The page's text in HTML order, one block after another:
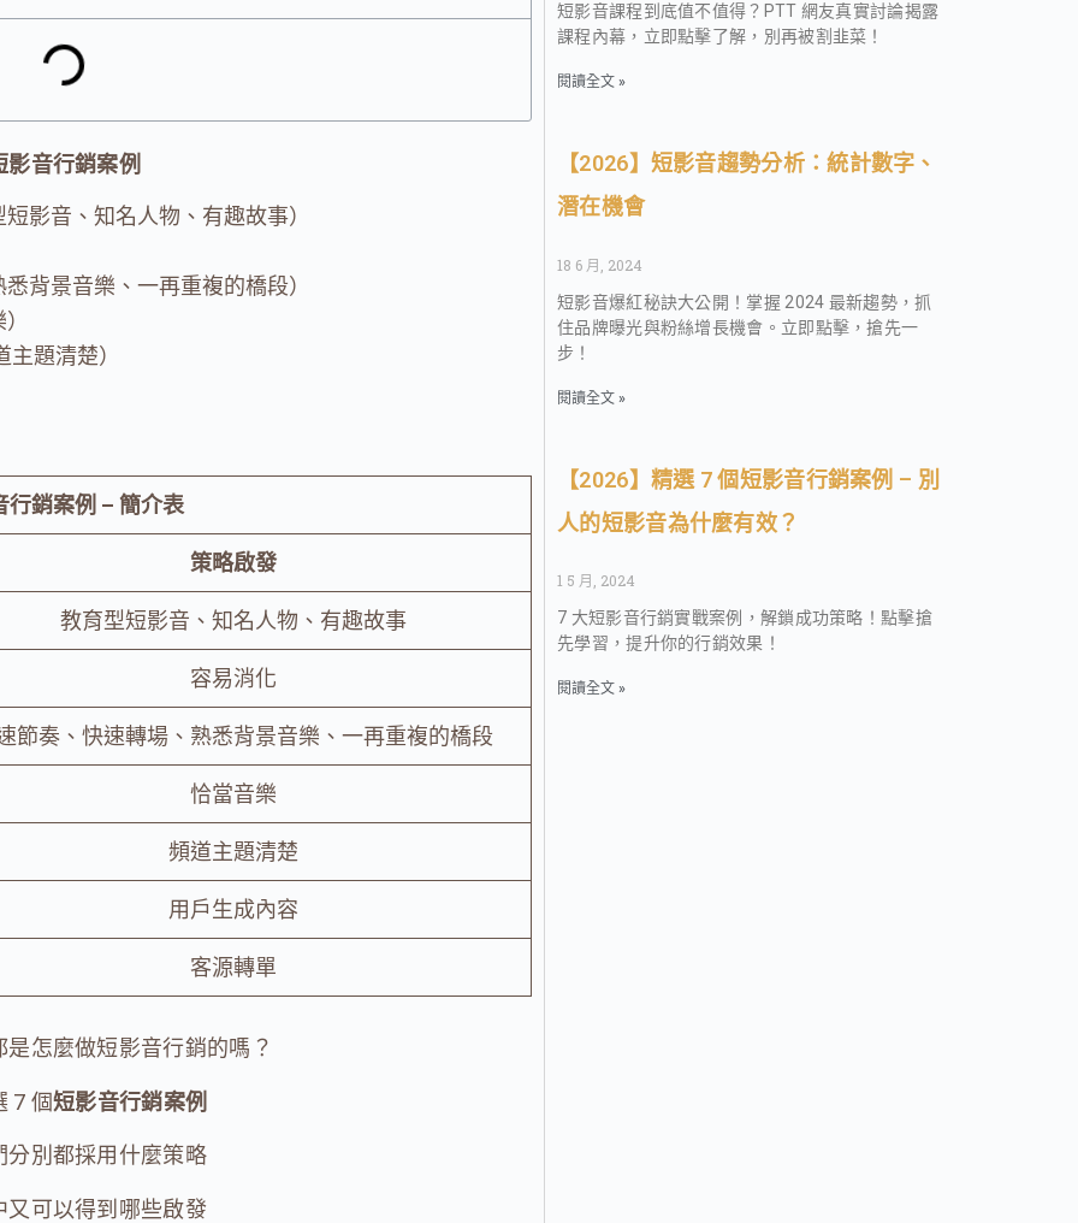
影音行銷案例
影音、知名人物、有趣故事）
背景音樂、一再重複的橋段）
主題清楚）
行銷案例 – 簡介表
策略啟發
教育型短影音、知名人物、有趣故事
容易消化
節奏、快速轉場、熟悉背景音樂、一再重複的橋段
恰當音樂
頻道主題清楚
用戶生成內容
客源轉單
怎麼做短影音行銷的嗎？
7 個短影音行銷案例
分別都採用什麼策略
又可以得到哪些啟發
短影音課程到底值不值得？PTT 網友真實討論揭露
課程內幕，立即點擊了解，別再被割韭菜！
閱讀全文 »
【2026】短影音趨勢分析：統計數字、
潛在機會
18 6 月, 2024
短影音爆紅秘訣大公開！掌握 2024 最新趨勢，抓
住品牌曝光與粉絲增長機會。立即點擊，搶先一
步！
閱讀全文 »
【2026】精選 7 個短影音行銷案例 – 別
人的短影音為什麼有效？
1 5 月, 2024
7 大短影音行銷實戰案例，解鎖成功策略！點擊搶
先學習，提升你的行銷效果！
閱讀全文 »